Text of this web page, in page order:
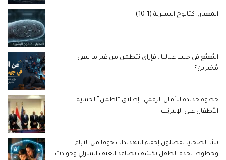
المعيار.. كتالوج البشرية (1-10)
البُعبُع في جيب عيالنا.. فإزاي نتطمن من غير ما نبقى
مُخبرين؟
خطوة جديدة للأمان الرقمي.. إطلاق “اطمن” لحماية
الأطفال على الإنترنت
ثُلثا الضحايا يفضلون إخفاء التهديدات خوفا من الآباء..
وخطوط نجدة الطفل تكشف تصاعد العنف المنزلي وحوادث